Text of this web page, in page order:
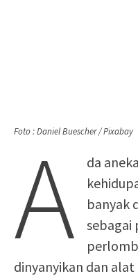
Foto : Daniel Buescher / Pixabay
A
da
banyak
sebagai
dinyanyikan dan